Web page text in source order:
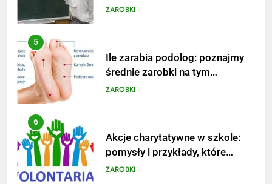
stanowisku
ZAROBKI
6
Akcje charytatywne w szkole:
pomysły i przykłady, które
zainspirują
ZAROBKI
7
Jak przygotować się finansowo
na narodziny dziecka: ile to
kosztuje i jak zaplanować
PORADY